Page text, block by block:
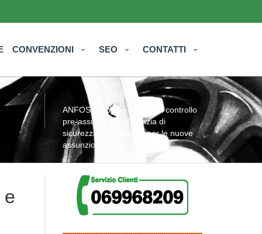
CONVENZIONI SEO CONTATTI
ANFOS» Notizie» Visite di controllo
pre-assunzione: garanzia di
sicurezza e affidabilità per le nuove
assunzioni
e